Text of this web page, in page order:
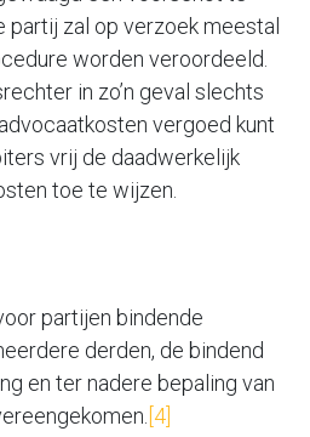
partij zal op verzoek meestal
worden veroordeeld.
in zo’n geval slechts
vergoed kunt
vrij de daadwerkelijk
toe te wijzen.
partijen bindende
derden, de bindend
en ter nadere bepaling van
[4]